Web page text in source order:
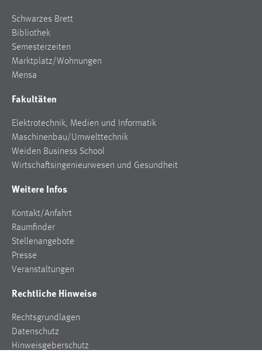
Schwarzes Brett
Bibliothek
Semesterzeiten
Marktplatz/Wohnungen
Mensa
Fakultäten
Elektrotechnik, Medien und Informatik
Maschinenbau/Umwelttechnik
Weiden Business School
Wirtschaftsingenieurwesen und Gesundheit
Weitere Infos
Kontakt/Anfahrt
Raumfinder
Stellenangebote
Presse
Veranstaltungen
Rechtliche Hinweise
Rechtsgrundlagen
Datenschutz
Hinweisgeberschutz